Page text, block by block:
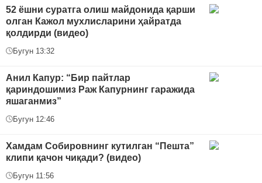
52 ёшни суратга олиш майдонида қарши
олган Кажол мухлисларини ҳайратда
қолдирди (видео)
Бугун 13:32
Анил Капур: “Бир пайтлар
қариндошимиз Раж Капурнинг гаражида
яшаганмиз”
Бугун 12:46
Хамдам Собировнинг кутилган “Пешта”
клипи қачон чиқади? (видео)
Бугун 11:56